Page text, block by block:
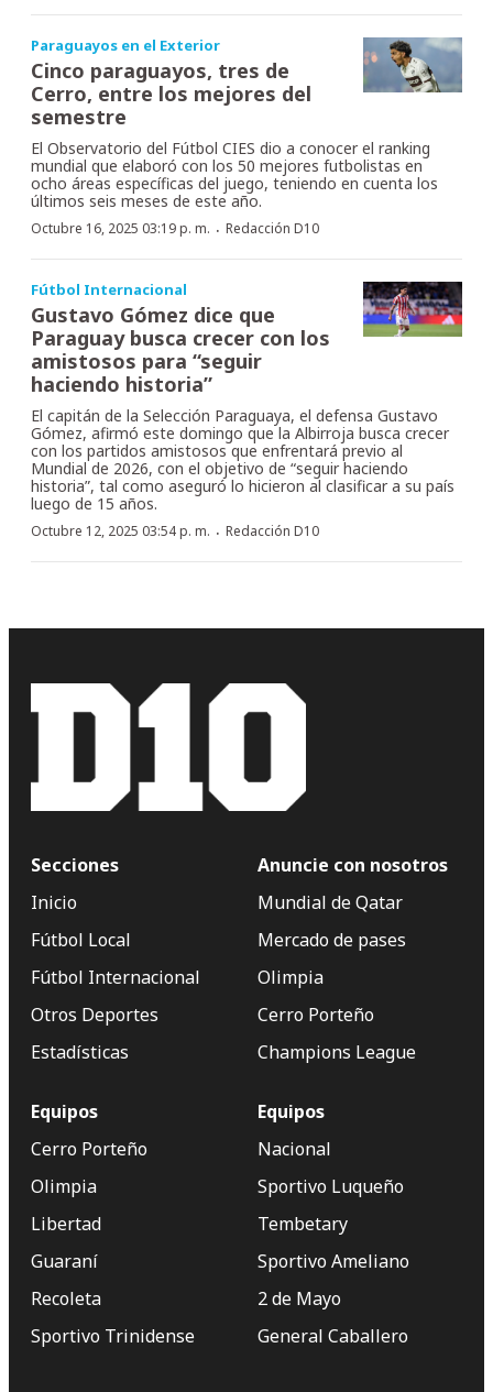
Paraguayos en el Exterior
Cinco paraguayos, tres de
Cerro, entre los mejores del
semestre
El Observatorio del Fútbol CIES dio a conocer el ranking
mundial que elaboró con los 50 mejores futbolistas en
ocho áreas específicas del juego, teniendo en cuenta los
últimos seis meses de este año.
Octubre 16, 2025 03:19 p. m. · Redacción D10
Fútbol Internacional
Gustavo Gómez dice que
Paraguay busca crecer con los
amistosos para “seguir
haciendo historia”
El capitán de la Selección Paraguaya, el defensa Gustavo
Gómez, afirmó este domingo que la Albirroja busca crecer
con los partidos amistosos que enfrentará previo al
Mundial de 2026, con el objetivo de “seguir haciendo
historia”, tal como aseguró lo hicieron al clasificar a su país
luego de 15 años.
Octubre 12, 2025 03:54 p. m. · Redacción D10
Secciones
Inicio
Fútbol Local
Fútbol Internacional
Otros Deportes
Estadísticas
Anuncie con nosotros
Mundial de Qatar
Mercado de pases
Olimpia
Cerro Porteño
Champions League
Equipos
Cerro Porteño
Olimpia
Libertad
Guaraní
Recoleta
Sportivo Trinidense
Equipos
Nacional
Sportivo Luqueño
Tembetary
Sportivo Ameliano
2 de Mayo
General Caballero